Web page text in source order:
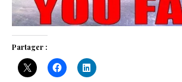
Partager :